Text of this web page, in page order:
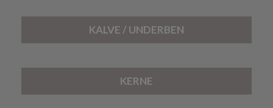
KALVE / UNDERBEN
KERNE